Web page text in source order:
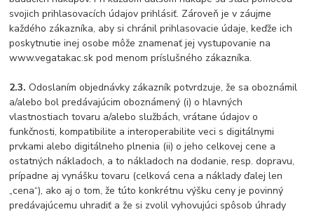
svojich prihlasovacích údajov prihlásiť. Zároveň je v záujme
každého zákazníka, aby si chránil prihlasovacie údaje, keďže ich
poskytnutie inej osobe môže znamenať jej vystupovanie na
www.vegatakac.sk pod menom príslušného zákazníka.
2.3. Odoslaním objednávky zákazník potvrdzuje, že sa oboznámil
a/alebo bol predávajúcim oboznámený (i) o hlavných
vlastnostiach tovaru a/alebo službách, vrátane údajov o
funkčnosti, kompatibilite a interoperabilite veci s digitálnymi
prvkami alebo digitálneho plnenia (ii) o jeho celkovej cene a
ostatných nákladoch, a to nákladoch na dodanie, resp. dopravu,
prípadne aj vynášku tovaru (celková cena a náklady ďalej len
„cena“), ako aj o tom, že túto konkrétnu výšku ceny je povinný
predávajúcemu uhradiť a že si zvolil vyhovujúci spôsob úhrady